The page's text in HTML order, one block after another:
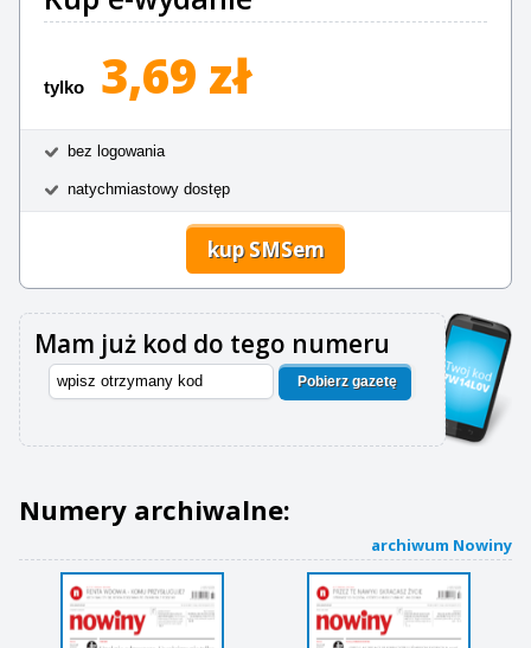
tylko 3,69 zł
bez logowania
natychmiastowy dostęp
kup SMSem
Mam już kod do tego numeru
Pobierz gazetę
Numery archiwalne:
archiwum Nowiny